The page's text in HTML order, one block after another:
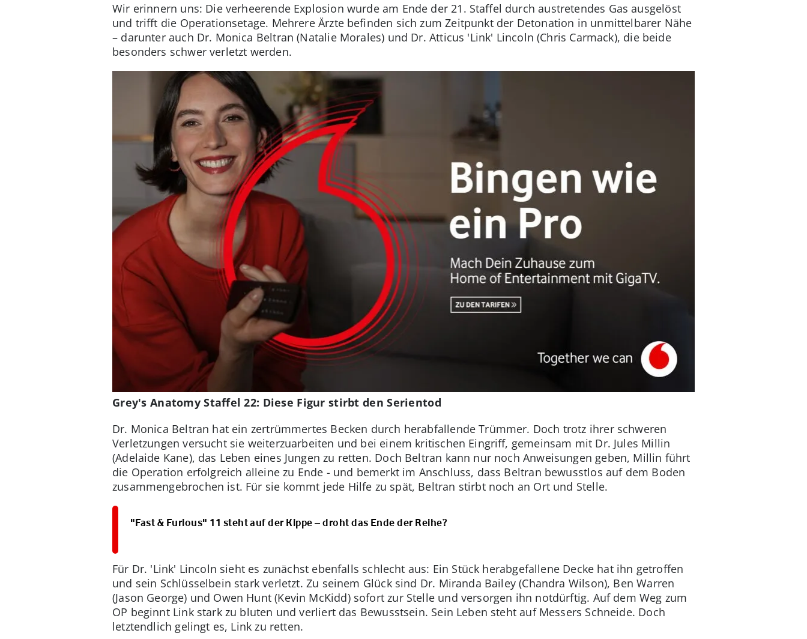
Wir erinnern uns: Die verheerende Explosion wurde am Ende der 21. Staffel durch austretendes Gas ausgelöst
und trifft die Operationsetage. Mehrere Ärzte befinden sich zum Zeitpunkt der Detonation in unmittelbarer Nähe
– darunter auch Dr. Monica Beltran (Natalie Morales) und Dr. Atticus 'Link' Lincoln (Chris Carmack), die beide
besonders schwer verletzt werden.
Grey's Anatomy Staffel 22: Diese Figur stirbt den Serientod
Dr. Monica Beltran hat ein zertrümmertes Becken durch herabfallende Trümmer. Doch trotz ihrer schweren
Verletzungen versucht sie weiterzuarbeiten und bei einem kritischen Eingriff, gemeinsam mit Dr. Jules Millin
(Adelaide Kane), das Leben eines Jungen zu retten. Doch Beltran kann nur noch Anweisungen geben, Millin führt
die Operation erfolgreich alleine zu Ende - und bemerkt im Anschluss, dass Beltran bewusstlos auf dem Boden
zusammengebrochen ist. Für sie kommt jede Hilfe zu spät, Beltran stirbt noch an Ort und Stelle.
"Fast & Furious" 11 steht auf der Kippe – droht das Ende der Reihe?
Für Dr. 'Link' Lincoln sieht es zunächst ebenfalls schlecht aus: Ein Stück herabgefallene Decke hat ihn getroffen
und sein Schlüsselbein stark verletzt. Zu seinem Glück sind Dr. Miranda Bailey (Chandra Wilson), Ben Warren
(Jason George) und Owen Hunt (Kevin McKidd) sofort zur Stelle und versorgen ihn notdürftig. Auf dem Weg zum
OP beginnt Link stark zu bluten und verliert das Bewusstsein. Sein Leben steht auf Messers Schneide. Doch
letztendlich gelingt es, Link zu retten.